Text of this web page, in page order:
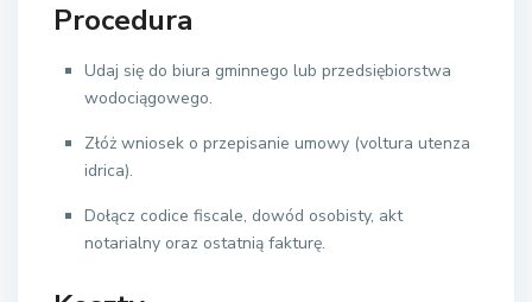
Procedura
Udaj się do biura gminnego lub przedsiębiorstwa
wodociągowego.
Złóż wniosek o przepisanie umowy (voltura utenza
idrica).
Dołącz codice fiscale, dowód osobisty, akt
notarialny oraz ostatnią fakturę.